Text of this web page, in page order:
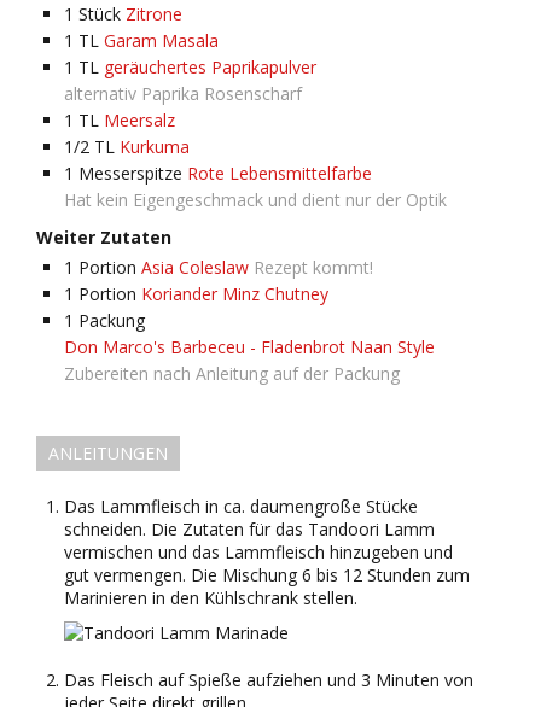
1 Stück Zitrone
1 TL Garam Masala
1 TL geräuchertes Paprikapulver
alternativ Paprika Rosenscharf
1 TL Meersalz
1/2 TL Kurkuma
1 Messerspitze Rote Lebensmittelfarbe
Hat kein Eigengeschmack und dient nur der Optik
Weiter Zutaten
1 Portion Asia Coleslaw Rezept kommt!
1 Portion Koriander Minz Chutney
1 Packung
Don Marco's Barbeceu - Fladenbrot Naan Style
Zubereiten nach Anleitung auf der Packung
ANLEITUNGEN
Das Lammfleisch in ca. daumengroße Stücke
schneiden. Die Zutaten für das Tandoori Lamm
vermischen und das Lammfleisch hinzugeben und
gut vermengen. Die Mischung 6 bis 12 Stunden zum
Marinieren in den Kühlschrank stellen.
Das Fleisch auf Spieße aufziehen und 3 Minuten von
jeder Seite direkt grillen.